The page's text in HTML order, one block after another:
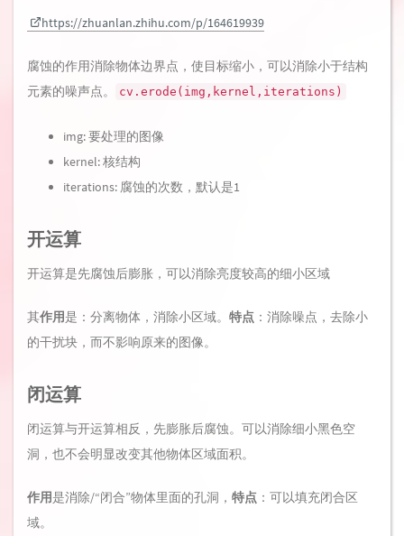
https://zhuanlan.zhihu.com/p/164619939
腐蚀的作用消除物体边界点，使目标缩小，可以消除小于结构
元素的噪声点。
cv.erode(img,kernel,iterations)
img: 要处理的图像
kernel: 核结构
iterations: 腐蚀的次数，默认是1
开运算
开运算是先腐蚀后膨胀，可以消除亮度较高的细小区域
其作用是：分离物体，消除小区域。 特点 ：消除噪点，去除小
的干扰块，而不影响原来的图像。
闭运算
闭运算与开运算相反，先膨胀后腐蚀。可以消除细小黑色空
洞，也不会明显改变其他物体区域面积。
作用是消除/“闭合”物体里面的孔洞， 特点 ：可以填充闭合区
域。